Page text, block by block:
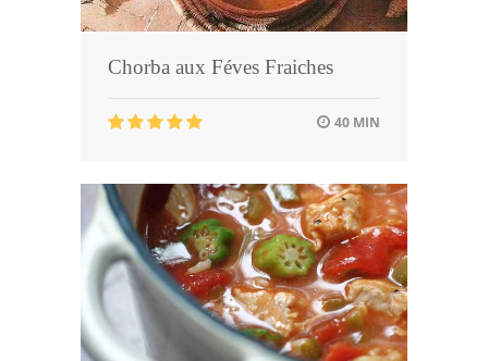
Chorba aux Féves Fraiches
40 MIN